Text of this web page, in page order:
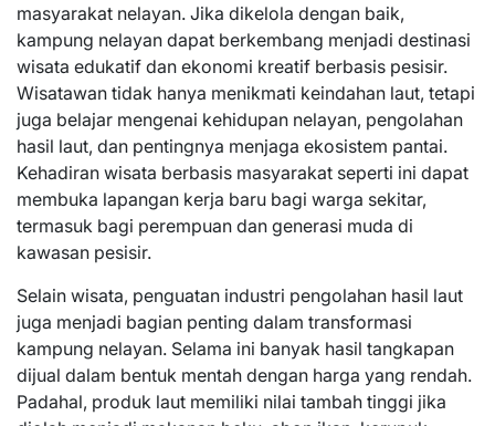
masyarakat nelayan. Jika dikelola dengan baik,
kampung nelayan dapat berkembang menjadi destinasi
wisata edukatif dan ekonomi kreatif berbasis pesisir.
Wisatawan tidak hanya menikmati keindahan laut, tetapi
juga belajar mengenai kehidupan nelayan, pengolahan
hasil laut, dan pentingnya menjaga ekosistem pantai.
Kehadiran wisata berbasis masyarakat seperti ini dapat
membuka lapangan kerja baru bagi warga sekitar,
termasuk bagi perempuan dan generasi muda di
kawasan pesisir.
Selain wisata, penguatan industri pengolahan hasil laut
juga menjadi bagian penting dalam transformasi
kampung nelayan. Selama ini banyak hasil tangkapan
dijual dalam bentuk mentah dengan harga yang rendah.
Padahal, produk laut memiliki nilai tambah tinggi jika